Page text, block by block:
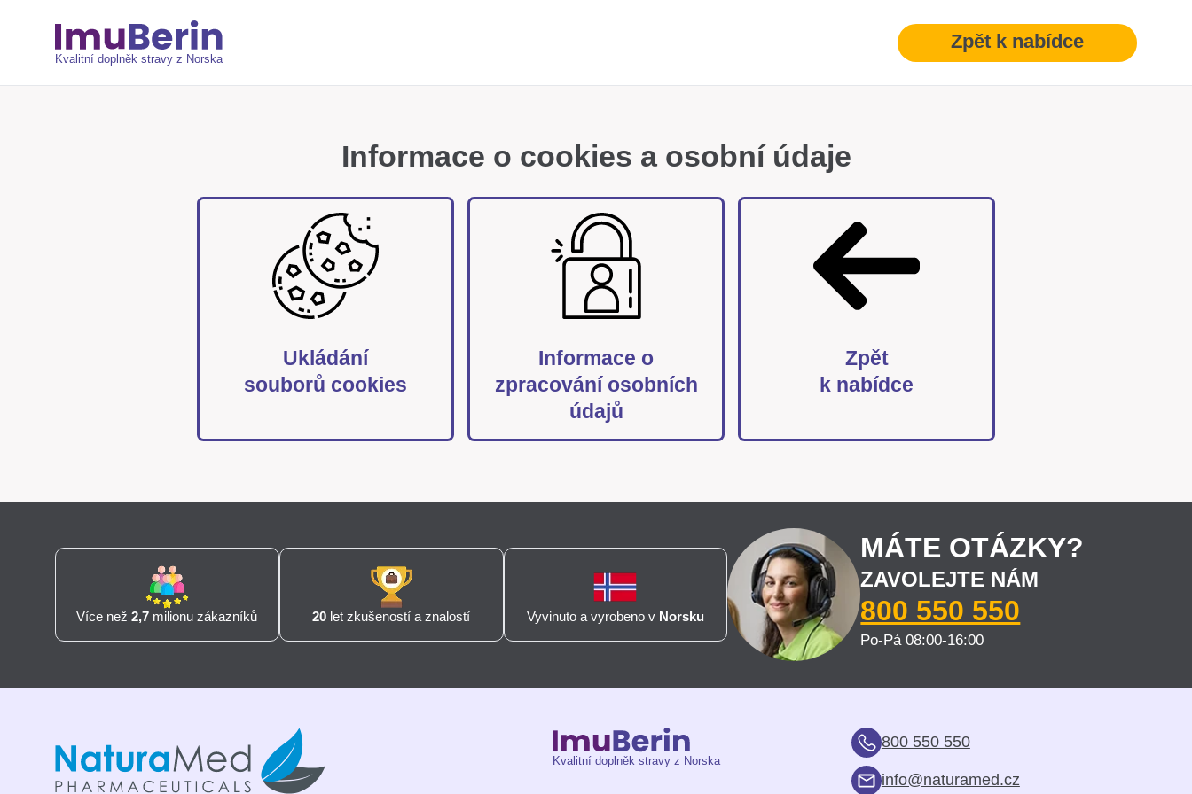
Kvalitní doplněk stravy z Norska
Zpět k nabídce
Informace o cookies a osobní údaje
Zpět
k nabídce
Ukládání
souborů cookies
Informace o
zpracování osobních
údajů
Více než2,7 milionu zákazníků 20 let zkušeností a znalostí Vyvinuto a vyrobeno v Norsku
MÁTE OTÁZKY?
ZAVOLEJTE NÁM
800 550 550
Po-Pá 08:00-16:00
Kvalitní doplněk stravy z Norska
800 550 550
info@naturamed.cz